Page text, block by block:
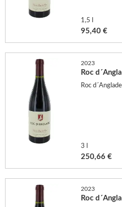
1,5 l
95,40 €
2023
Roc
Roc
3 l
250,66 €
2023
Roc